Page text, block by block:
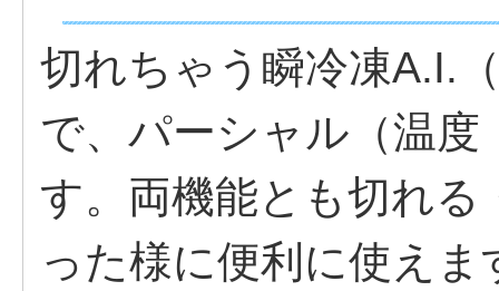
切れちゃう瞬冷凍A.I.
で、パーシャル（温
す。両機能とも切れ
った様に便利に使え